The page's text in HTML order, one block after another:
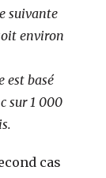
suivante
environ
est basé
sur 1 000
cas